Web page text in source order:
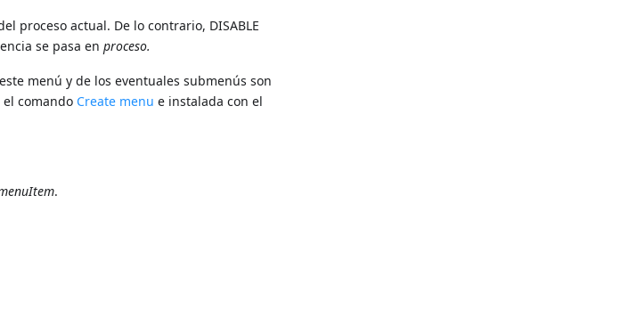
proceso actual. De lo contrario, DISABLE
se pasa enproceso.
menú y de los eventuales submenús son
comando Create menu e instalada con el
.